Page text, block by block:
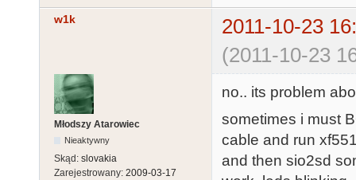
w1k
2011-10-23
(2011-10-23
Młodszy Atarowiec
Nieaktywny
Skąd: slovakia
Zarejestrowany: 2009-03-17
no.. its problem
sometimes i must
cable and run
and then sio2sd